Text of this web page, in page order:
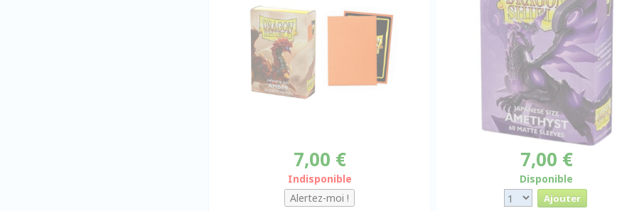
7,00 €
Indisponible
7,00 €
Disponible